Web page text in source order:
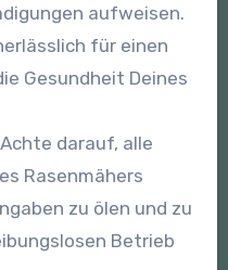
aufweisen.
für einen
Gesundheit Deines
Achte darauf, alle
Rasenmähers
zu ölen und zu
Betrieb